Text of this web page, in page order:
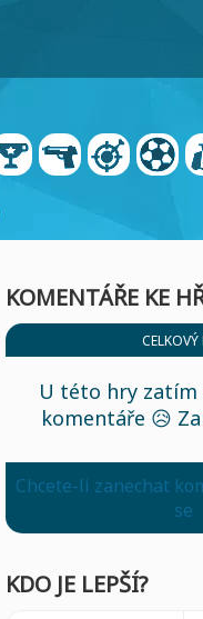
KOMENTÁŘE KE
U této hry zatím
komentáře 😥
Chcete-li zanechat
se
KDO JE LEPŠÍ?